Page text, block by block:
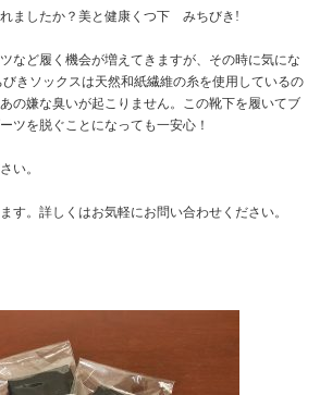
ましたか？美と健康くつ下 みちびき!
など履く機会が増えてきますが、その時に気にな
きソックスは天然和紙繊維の糸を使用しているの
の嫌な臭いが起こりません。この靴下を履いてブ
ツを脱ぐことになっても一安心！
い。
す。詳しくはお気軽にお問い合わせください。